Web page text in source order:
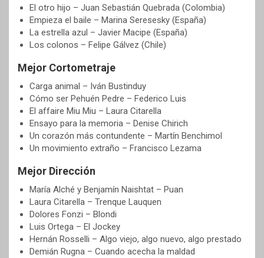
El otro hijo – Juan Sebastián Quebrada (Colombia)
Empieza el baile – Marina Seresesky (España)
La estrella azul – Javier Macipe (España)
Los colonos – Felipe Gálvez (Chile)
Mejor Cortometraje
Carga animal – Iván Bustinduy
Cómo ser Pehuén Pedre – Federico Luis
El affaire Miu Miu – Laura Citarella
Ensayo para la memoria – Denise Chirich
Un corazón más contundente – Martín Benchimol
Un movimiento extraño – Francisco Lezama
Mejor Dirección
María Alché y Benjamín Naishtat – Puan
Laura Citarella – Trenque Lauquen
Dolores Fonzi – Blondi
Luis Ortega – El Jockey
Hernán Rosselli – Algo viejo, algo nuevo, algo prestado
Demián Rugna – Cuando acecha la maldad